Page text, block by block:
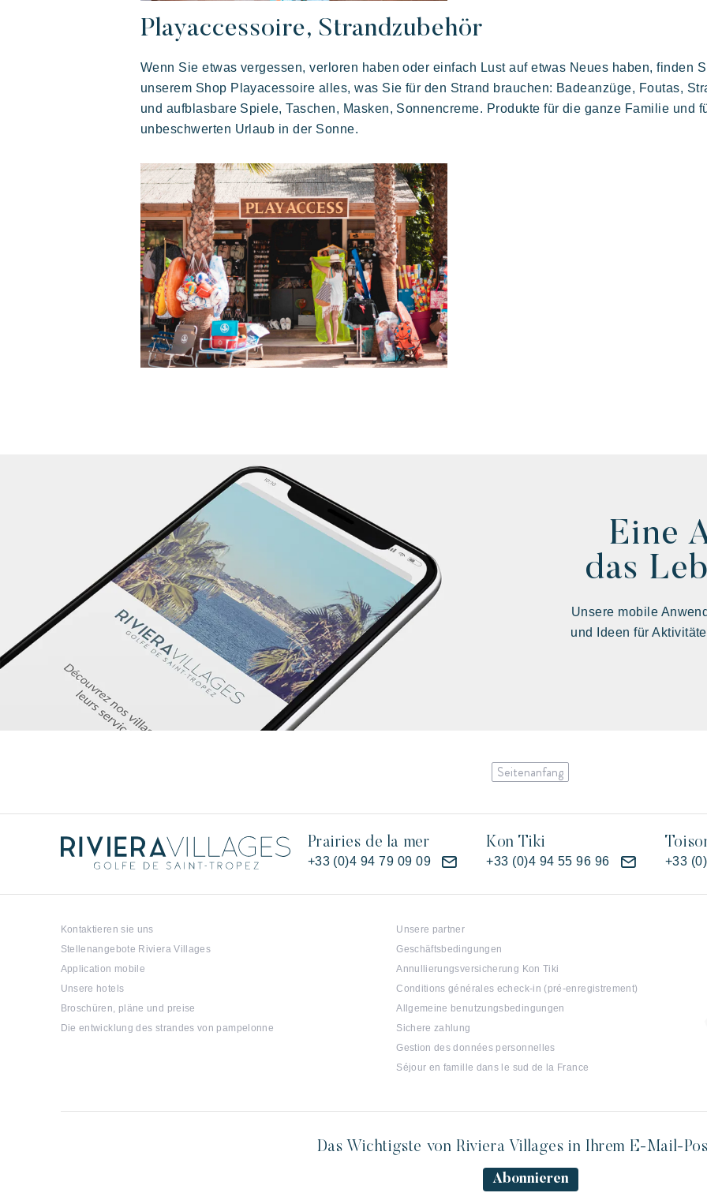
Playaccessoire, Strandzubehör
Wenn Sie etwas vergessen, verloren haben oder einfach Lust auf etwas Neues haben, finden
unserem Shop Playacessoire alles, was Sie für den Strand brauchen: Badeanzüge, Foutas,
und aufblasbare Spiele, Taschen, Masken, Sonnencreme. Produkte für die ganze Familie und
unbeschwerten Urlaub in der Sonne.
Eine
das
Unsere mobile
und Ideen für
Seitenanfang
Prairies de la mer
+33 (0)4 94 79 09 09
Kon Tiki
+33 (0)4 94 55 96 96 +33
Kontaktieren sie uns
Stellenangebote Riviera Villages
Application mobile
Unsere hotels
Broschüren, pläne und preise
Die entwicklung des strandes von pampelonne
Unsere partner
Geschäftsbedingungen
Annullierungsversicherung Kon Tiki
Conditions générales echeck-in (pré-enregistrement)
Allgemeine benutzungsbedingungen
Sichere zahlung
Gestion des données personnelles
Séjour en famille dans le sud de la France
Das Wichtigste von Riviera Villages in Ihrem E-Mail-
Abonnieren